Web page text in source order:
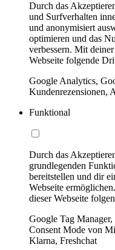
Durch das
und Surfverhalten
und anonymisiert
optimieren und das
verbessern. Mit
Webseite folgende
Google Analytics,
Kundenrezensionen,
Funktional
Durch das
grundlegenden
bereitstellen und dir
Webseite
dieser Webseite
Google Tag
Consent Mode von
Klarna, Freshchat